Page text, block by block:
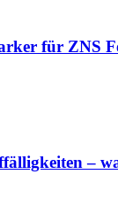
für ZNS
–